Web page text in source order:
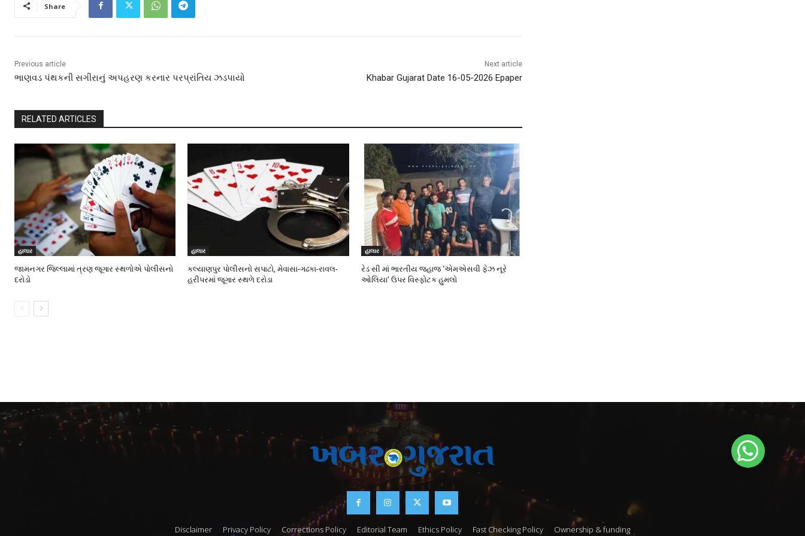
Share
Previous article
ભાણવડ પંથકની સગીરાનું અપહરણ કરનાર પરપ્રાંતિય ઝડપાયો
Next article
Khabar Gujarat Date 16-05-2026 Epaper
RELATED ARTICLES
હાલાર
જામનગર જિલ્લામાં ત્રણ જૂગાર સ્થળોએ પોલીસનો
દરોડો
હાલાર
કલ્યાણપુર પોલીસનો સપાટો, મેવાસા-ગઢકા-રાવલ-
હરીપરમાં જૂગાર સ્થળે દરોડા
હાલાર
રેડ સી માં ભારતીય જહાજ ‘એમએસવી ફેઝ નૂરે
ઓલિયા’ ઉપર વિસ્ફોટક હુમલો
Disclaimer Privacy Policy Corrections Policy Editorial Team Ethics Policy Fast Checking Policy Ownership & funding